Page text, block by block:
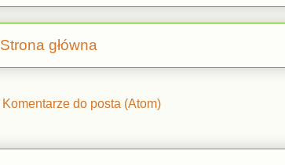
Strona główna
Komentarze do posta (Atom)